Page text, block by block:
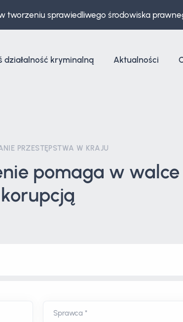
tworzeniu sprawiedliwego środowiska
działalność kryminalną Aktualności
PRZESTĘPSTWA W KRAJU
pomaga w
korupcją